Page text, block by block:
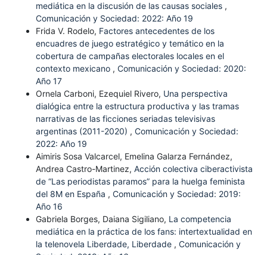
mediática en la discusión de las causas sociales ,
Comunicación y Sociedad: 2022: Año 19
Frida V. Rodelo, Factores antecedentes de los
encuadres de juego estratégico y temático en la
cobertura de campañas electorales locales en el
contexto mexicano , Comunicación y Sociedad: 2020:
Año 17
Ornela Carboni, Ezequiel Rivero, Una perspectiva
dialógica entre la estructura productiva y las tramas
narrativas de las ficciones seriadas televisivas
argentinas (2011-2020) , Comunicación y Sociedad:
2022: Año 19
Aimiris Sosa Valcarcel, Emelina Galarza Fernández,
Andrea Castro-Martinez, Acción colectiva ciberactivista
de “Las periodistas paramos” para la huelga feminista
del 8M en España , Comunicación y Sociedad: 2019:
Año 16
Gabriela Borges, Daiana Sigiliano, La competencia
mediática en la práctica de los fans: intertextualidad en
la telenovela Liberdade, Liberdade , Comunicación y